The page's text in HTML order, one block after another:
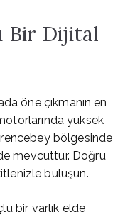
Bir Dijital
öne çıkmanın en
yüksek
bölgesinde
mevcuttur. Doğru
buluşun.
bir varlık elde